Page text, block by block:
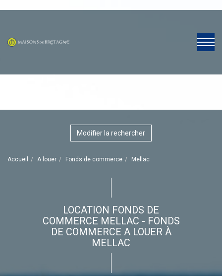
Modifier la rechercher
Accueil A louer Fonds de commerce Mellac
LOCATION FONDS DE
COMMERCE MELLAC - FONDS
DE COMMERCE A LOUER À
MELLAC